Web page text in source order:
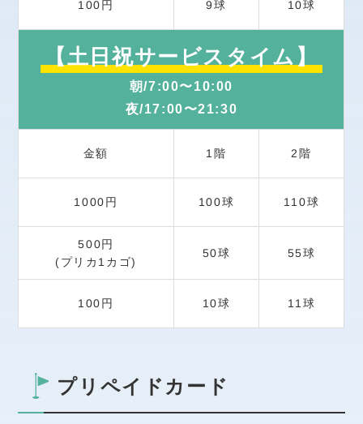
100円 9球 10球
【土日祝サービスタイム】
朝/7:00〜10:00
夜/17:00〜21:30
金額 1階 2階
1000円 100球 110球
500円
(プリカ1カゴ)
50球 55球
100円 10球 11球
プリペイドカード